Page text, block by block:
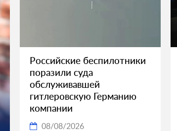
Российские беспилотники
поразили суда
обслуживавшей
гитлеровскую Германию
компании
08/08/2026